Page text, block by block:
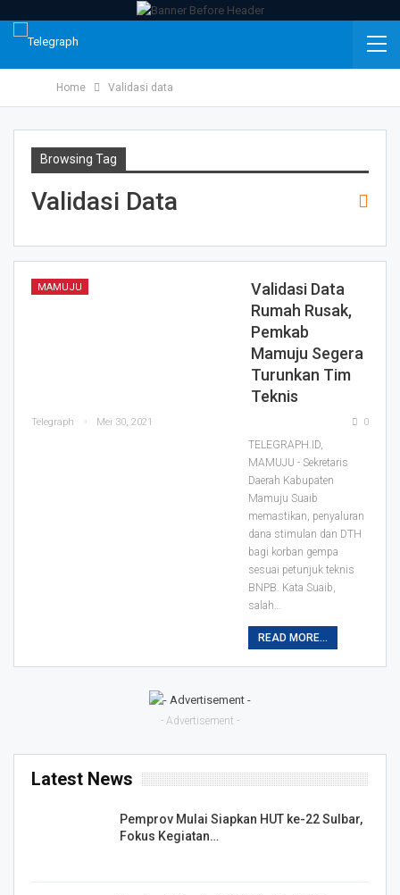
Home Validasi data
Browsing Tag
Validasi Data
MAMUJU
Validasi Data
Rumah Rusak,
Pemkab
Mamuju Segera
Turunkan Tim
Teknis
Telegraph Mei 30, 2021 0
TELEGRAPH.ID,
MAMUJU - Sekretaris
Daerah Kabupaten
Mamuju Suaib
memastikan, penyaluran
dana stimulan dan DTH
bagi korban gempa
sesuai petunjuk teknis
BNPB. Kata Suaib,
salah…
READ MORE...
- Advertisement -
Latest News
Pemprov Mulai Siapkan HUT ke-22 Sulbar,
Fokus Kegiatan…